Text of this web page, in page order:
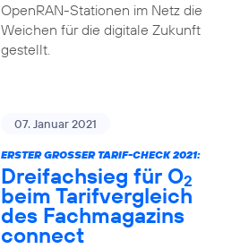
OpenRAN-Stationen im Netz die
Weichen für die digitale Zukunft
gestellt.
07. Januar 2021
ERSTER GROSSER TARIF-CHECK 2021:
Dreifachsieg für O2
beim Tarifvergleich
des Fachmagazins
connect